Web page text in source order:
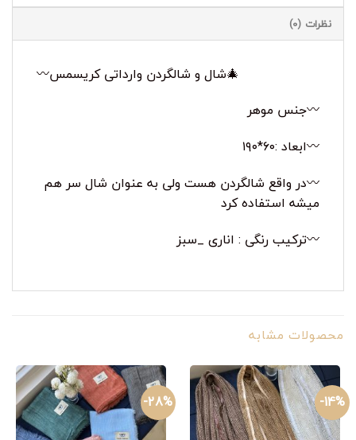
نظرات (0)
〰️شال و شالگردن وارداتی کریسمس🎄
〰️جنس موهر
〰️ابعاد :۶۰*۱۹۰
〰️در واقع شالگردن هست ولی به عنوان شال سر هم
میشه استفاده کرد
〰️ترکیب رنگی : اناری _سبز
محصولات مشابه
14%-
28%-